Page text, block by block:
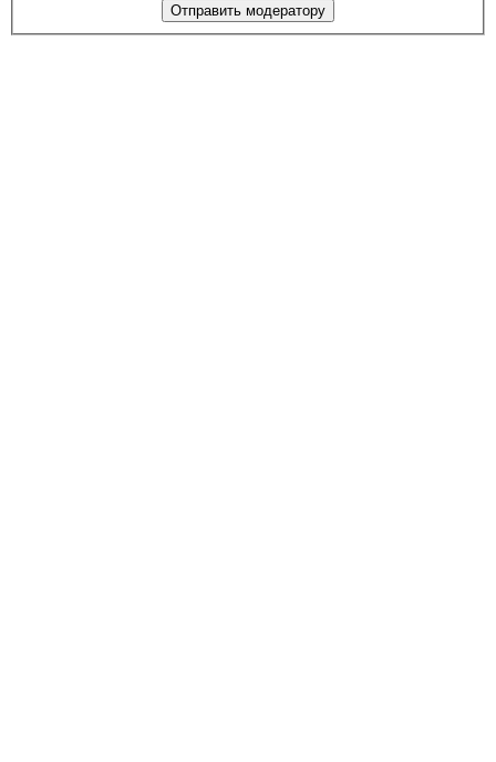
Отправить модератору